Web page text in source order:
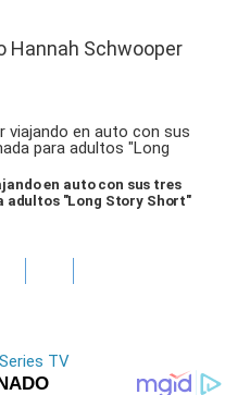
Hannah Schwooper
en auto con sus tres
adultos "Long Story Short"
Series TV